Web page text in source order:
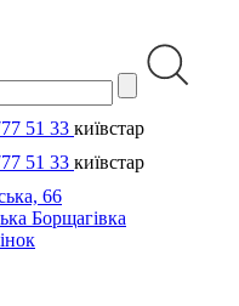
51 33 київстар
51 33 київстар
66
Борщагівка